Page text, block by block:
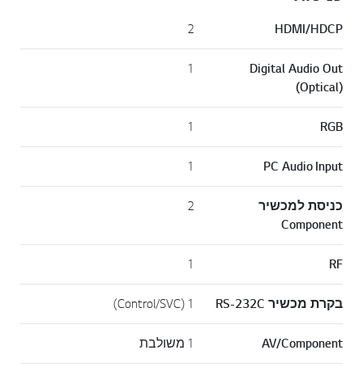
HDMI/HDCP
2
Digital Audio Out
(Optical)
1
RGB
1
PC Audio Input
1
כניסת למכשיר
Component
2
RF
1
בקרת מכשיר RS-232C 1 (Control/SVC)
AV/Component 1 משולבת